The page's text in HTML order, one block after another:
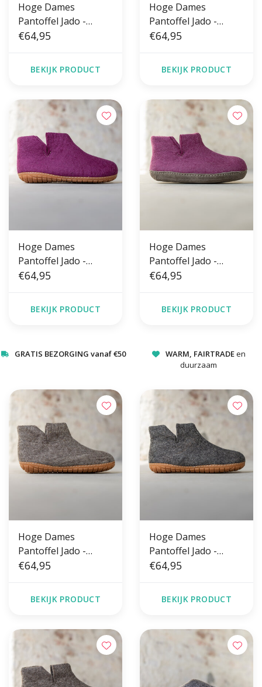
Hoge Dames
Pantoffel Jado -
Lichtgrijs - Maat 36
€64,95
BEKIJK PRODUCT
Hoge Dames
Pantoffel Jado -
Donkergrijs - Maat
€64,95
BEKIJK PRODUCT
Hoge Dames
Pantoffel Jado -
Bosbes - Maat 36 t/m
€64,95
BEKIJK PRODUCT
Hoge Dames
Pantoffel Jado -
Bosbes - Maat 36 t/m
€64,95
BEKIJK PRODUCT
GRATIS BEZORGING vanaf €50 WARM, FAIRTRADEen
duurzaam
Hoge Dames
Pantoffel Jado -
Sesam - Maat 36 t/m
€64,95
BEKIJK PRODUCT
Hoge Dames
Pantoffel Jado -
Donkergrijs - Maat
€64,95
BEKIJK PRODUCT